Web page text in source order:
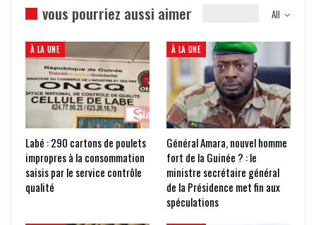
All
vous pourriez aussi aimer
À LA UNE
Labé : 290 cartons de poulets
impropres à la consommation
saisis par le service contrôle
qualité
À LA UNE
Général Amara, nouvel homme
fort de la Guinée ? : le
ministre secrétaire général
de la Présidence met fin aux
spéculations